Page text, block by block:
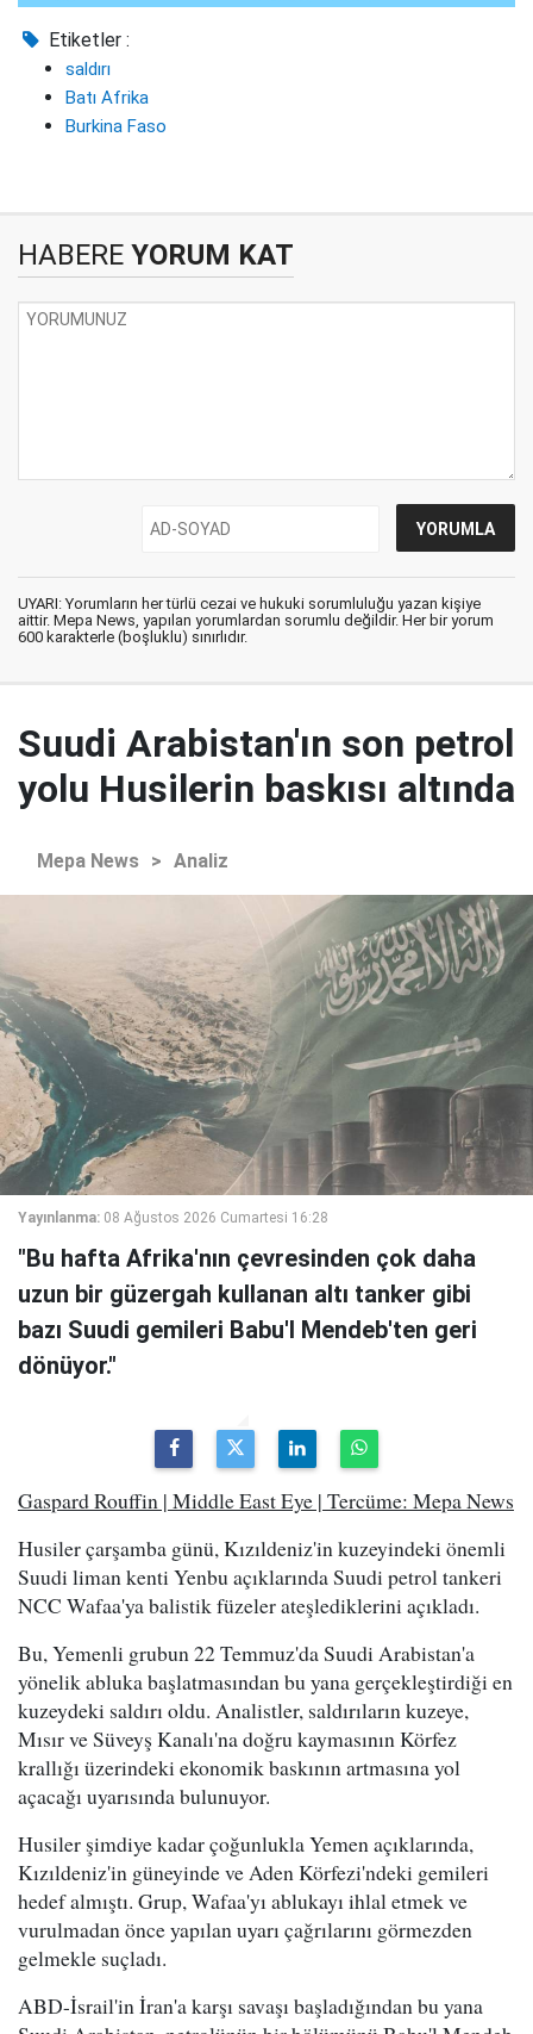
Etiketler :
saldırı
Batı Afrika
Burkina Faso
HABERE YORUM KAT
UYARI: Yorumların her türlü cezai ve hukuki sorumluluğu yazan kişiye
aittir. Mepa News, yapılan yorumlardan sorumlu değildir. Her bir yorum
600 karakterle (boşluklu) sınırlıdır.
Suudi Arabistan'ın son petrol
yolu Husilerin baskısı altında
Mepa News > Analiz
Yayınlanma: 08 Ağustos 2026 Cumartesi 16:28
"Bu hafta Afrika'nın çevresinden çok daha
uzun bir güzergah kullanan altı tanker gibi
bazı Suudi gemileri Babu'l Mendeb'ten geri
dönüyor."
Gaspard Rouffin | Middle East Eye | Tercüme: Mepa News
Husiler çarşamba günü, Kızıldeniz'in kuzeyindeki önemli
Suudi liman kenti Yenbu açıklarında Suudi petrol tankeri
NCC Wafaa'ya balistik füzeler ateşlediklerini açıkladı.
Bu, Yemenli grubun 22 Temmuz'da Suudi Arabistan'a
yönelik abluka başlatmasından bu yana gerçekleştirdiği en
kuzeydeki saldırı oldu. Analistler, saldırıların kuzeye,
Mısır ve Süveyş Kanalı'na doğru kaymasının Körfez
krallığı üzerindeki ekonomik baskının artmasına yol
açacağı uyarısında bulunuyor.
Husiler şimdiye kadar çoğunlukla Yemen açıklarında,
Kızıldeniz'in güneyinde ve Aden Körfezi'ndeki gemileri
hedef almıştı. Grup, Wafaa'yı ablukayı ihlal etmek ve
vurulmadan önce yapılan uyarı çağrılarını görmezden
gelmekle suçladı.
ABD-İsrail'in İran'a karşı savaşı başladığından bu yana